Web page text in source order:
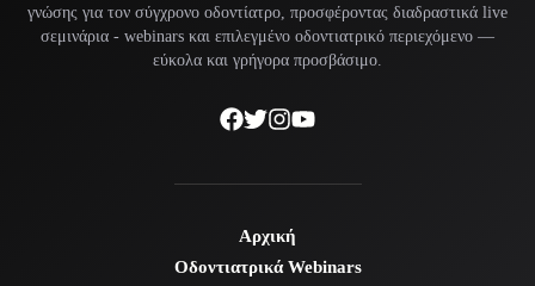
γνώσης για τον σύγχρονο οδοντίατρο, προσφέροντας διαδραστικά live
σεμινάρια - webinars και επιλεγμένο οδοντιατρικό περιεχόμενο —
εύκολα και γρήγορα προσβάσιμο.
Αρχική
Οδοντιατρικά Webinars